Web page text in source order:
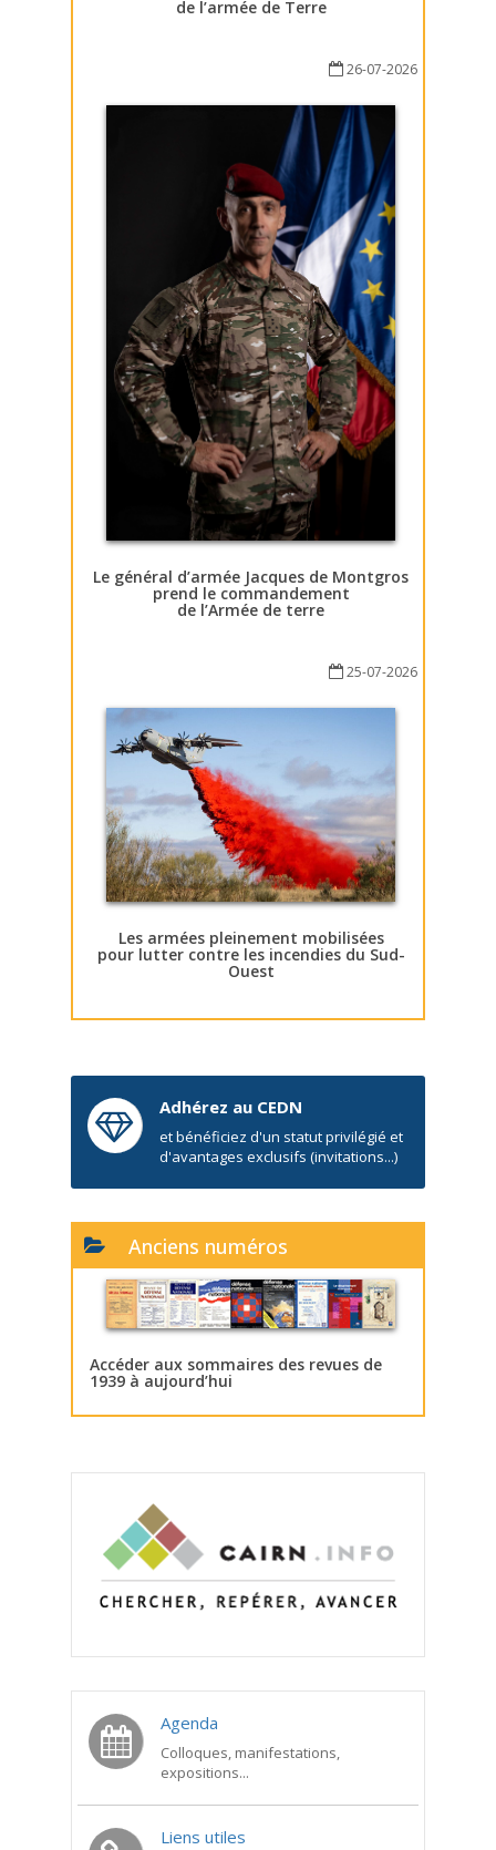
de l’armée de Terre
26-07-2026
Le général d’armée Jacques de Montgros
prend le commandement
de l’Armée de terre
25-07-2026
Les armées pleinement mobilisées
pour lutter contre les incendies du Sud-
Ouest
Adhérez au CEDN
et bénéficiez d'un statut privilégié et
d'avantages exclusifs (invitations...)
Anciens numéros
Accéder aux sommaires des revues de
1939 à aujourd’hui
Agenda
Colloques, manifestations,
expositions...
Liens utiles